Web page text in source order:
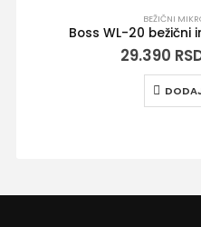
BEŽIČNI MIKROFONI I
Boss WL-20 bežični
RSD sa
DODAJ U KORPU